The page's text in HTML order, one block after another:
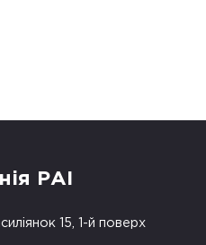
РАІ
15, 1-й поверх